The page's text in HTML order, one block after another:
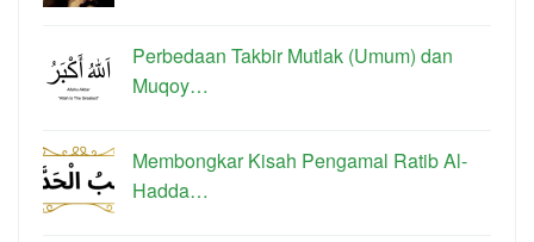
Perbedaan Takbir Mutlak (Umum) dan
Muqoy…
Membongkar Kisah Pengamal Ratib Al-
Hadda…